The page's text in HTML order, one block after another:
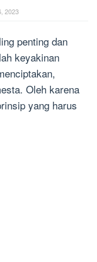
2023
penting dan
keyakinan
Oleh karena
yang harus